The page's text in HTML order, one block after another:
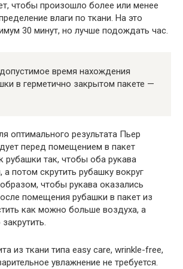
чтобы произошло более или менее
влаги по ткани. На это
30 минут, но лучше подождать час.
время нахождения
в герметично закрытом пакете —
оптимального результата Пьер
перед помещением в пакет
рубашки так, чтобы оба рукава
а потом скрутить рубашку вокруг
чтобы рукава оказались
помещения рубашки в пакет из
как можно больше воздуха, а
из ткани типа easy care, wrinkle-free,
увлажнение не требуется.